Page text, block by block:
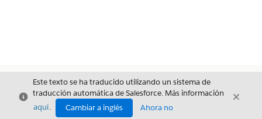
Cerrar
Este texto se ha traducido utilizando un sistema de
traducción automática de Salesforce. Más información
aquí. Cambiar a inglés Ahora no
Cerrar